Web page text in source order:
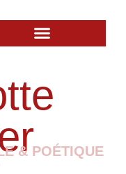
& POÉTIQUE